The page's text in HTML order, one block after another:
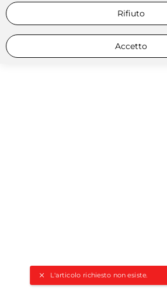
L'articolo richiesto non esiste.
Rifiuto
Accetto